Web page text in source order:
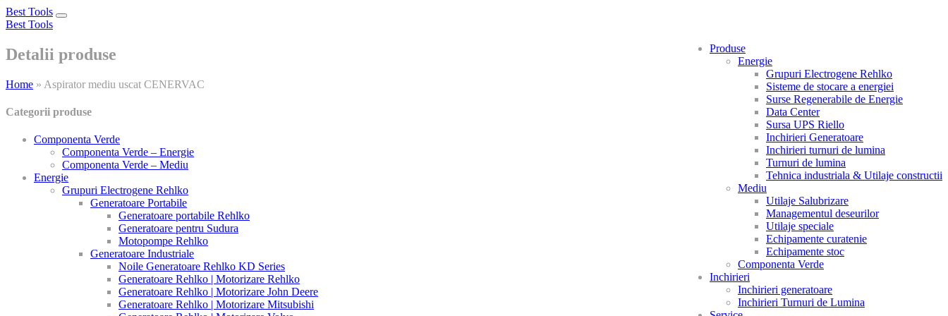
Best Tools
Toggle
Best Tools
Produse
Energie
Grupuri Electrogene Rehlko
Sisteme de stocare a energiei
Surse Regenerabile de Energie
Data Center
Sursa UPS Riello
Inchirieri Generatoare
Inchirieri turnuri de lumina
Turnuri de lumina
Tehnica industriala & Utilaje constructii
Mediu
Utilaje Salubrizare
Managementul deseurilor
Utilaje speciale
Echipamente curatenie
Echipamente stoc
Componenta Verde
Inchirieri
Inchirieri generatoare
Inchirieri Turnuri de Lumina
Detalii produse
Home » Aspirator mediu uscat CENERVAC
Categorii produse
Componenta Verde
Componenta Verde – Energie
Componenta Verde – Mediu
Energie
Grupuri Electrogene Rehlko
Generatoare Portabile
Generatoare portabile Rehlko
Generatoare pentru Sudura
Motopompe Rehlko
Generatoare Industriale
Noile Generatoare Rehlko KD Series
Generatoare Rehlko | Motorizare Rehlko
Generatoare Rehlko | Motorizare John Deere
Generatoare Rehlko | Motorizare Mitsubishi